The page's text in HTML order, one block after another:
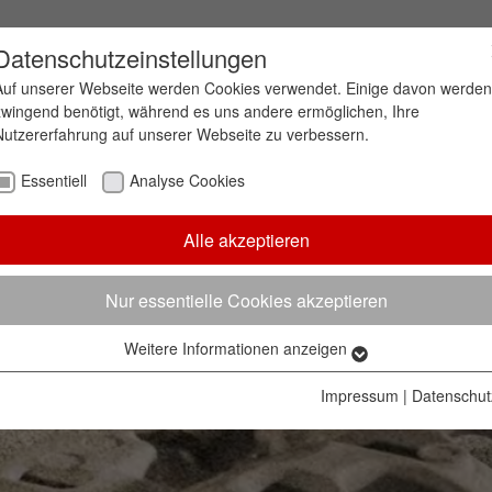
harzumhülltem Sand
und minimalem Kraftstoffverbrauch: Das sind
Kurbelgehäuse, das hierfür immer filigraner
Herausforderung.
unserer Webseite werden Cookies verwendet. Einige davon werden
benötigt, während es uns andere ermöglichen, Ihre
auf unserer Webseite zu verbessern.
Essentiell Analyse Cookies
Alle akzeptieren
Nur essentielle Cookies akzeptieren
Essentielle Cookies werden für grundlegende Funktionen der
Webseite benötigt. Dadurch ist gewährleistet, dass die Webseite
einwandfrei funktioniert.
Name cookie_optin
Cookie-Informationen anzeigen
Weitere Informationen anzeigen
Impressum |